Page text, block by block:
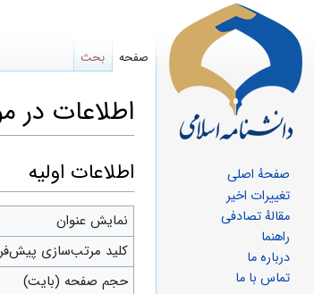
اطلاعات در مورد «آیه
پرش
به
ناوبری
پرش
به
جستجو
اطلاعات اولیه
نمایش عنوان
کلید مرتب‌سازی
حجم صفحه (بایت)
صفحه بحث
صفحهٔ اصلی
تغییرات اخیر
مقالهٔ تصادفی
راهنما
درباره ما
تماس با ما